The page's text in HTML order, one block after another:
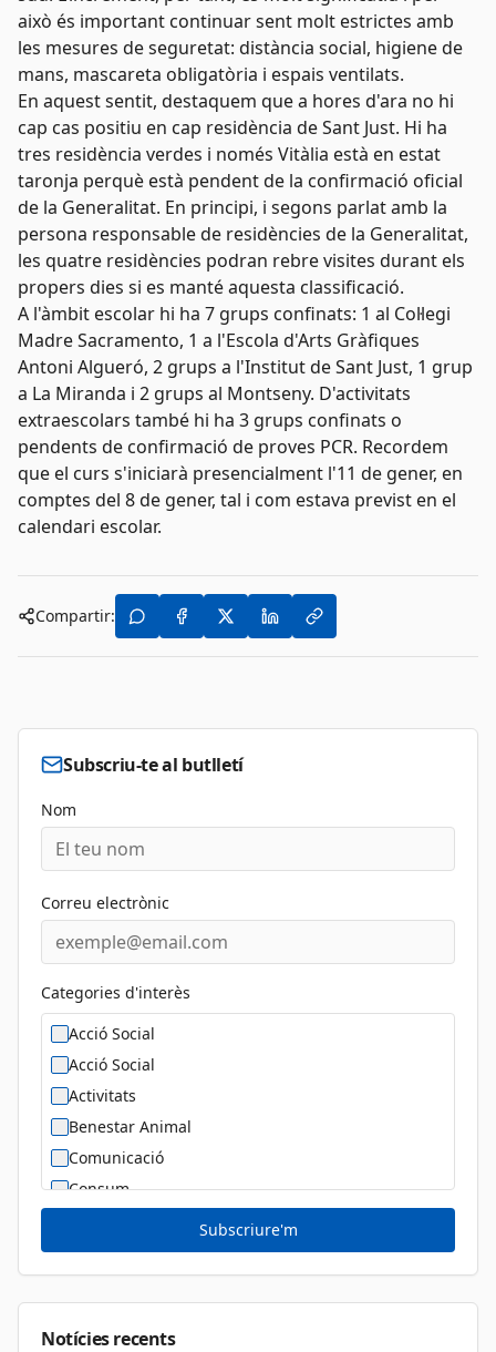
això és important continuar sent molt estrictes amb
les mesures de seguretat: distància social, higiene de
mans, mascareta obligatòria i espais ventilats.
En aquest sentit, destaquem que a hores d'ara no hi
cap cas positiu en cap residència de Sant Just. Hi ha
tres residència verdes i només Vitàlia està en estat
taronja perquè està pendent de la confirmació oficial
de la Generalitat. En principi, i segons parlat amb la
persona responsable de residències de la Generalitat,
les quatre residències podran rebre visites durant els
propers dies si es manté aquesta classificació.
A l'àmbit escolar hi ha 7 grups confinats: 1 al Col·legi
Madre Sacramento, 1 a l'Escola d'Arts Gràfiques
Antoni Algueró, 2 grups a l'Institut de Sant Just, 1 grup
a La Miranda i 2 grups al Montseny. D'activitats
extraescolars també hi ha 3 grups confinats o
pendents de confirmació de proves PCR. Recordem
que el curs s'iniciarà presencialment l'11 de gener, en
comptes del 8 de gener, tal i com estava previst en el
calendari escolar.
Compartir:
Subscriu-te al butlletí
Nom
Correu electrònic
Categories d'interès
Acció Social
Acció Social
Activitats
Benestar Animal
Comunicació
Consum
Diversitat Sexual i de Gènere
Dona
Subscriure'm
Notícies recents